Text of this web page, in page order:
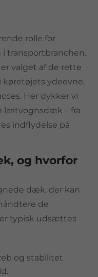
rolle for
transportbranchen.
valget af de rette
ydeevne,
Her dykker vi
lastvognsdæk – fra
indflydelse på
og hvorfor
dæk, der kan
de
typisk udsættes
og stabilitet